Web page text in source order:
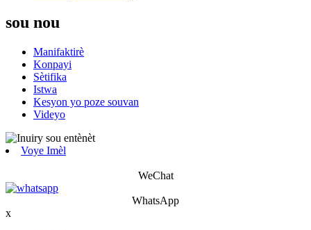
sou nou
Manifaktirè
Konpayi
Sètifika
Istwa
Kesyon yo poze souvan
Videyo
Voye Imèl
WeChat
WhatsApp
x